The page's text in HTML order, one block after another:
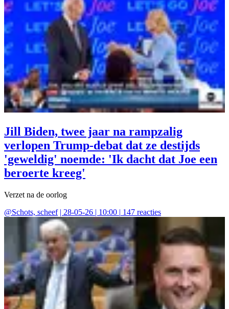
Jill Biden, twee jaar na rampzalig
verlopen Trump-debat dat ze destijds
'geweldig' noemde: 'Ik dacht dat Joe een
beroerte kreeg'
Verzet na de oorlog
@Schots, scheef | 28-05-26 | 10:00 | 147 reacties